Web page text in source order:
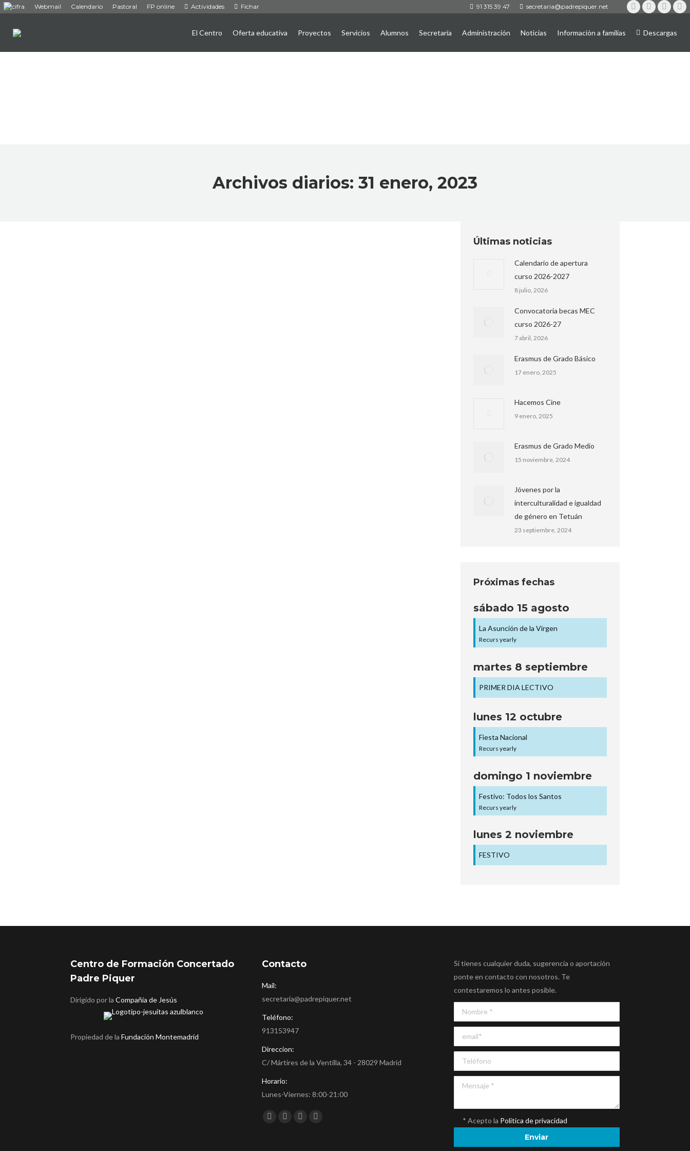
Webmail Calendario Pastoral FP online Actividades Fichar 91 315 39 47 secretaria@padrepiquer.net
Instagram
Twitter
El Centro Oferta educativa Proyectos Servicios Alumnos Secretaría Administración Noticias Información a familias Descargas
Archivos diarios: 31 enero, 2023
Últimas noticias
Calendario de apertura
curso 2026-2027
8 julio, 2026
Convocatoria becas MEC
curso 2026-27
7 abril, 2026
Erasmus de Grado Básico
17 enero, 2025
Hacemos Cine
9 enero, 2025
Erasmus de Grado Medio
15 noviembre, 2024
Jóvenes por la
interculturalidad e igualdad
de género en Tetuán
23 septiembre, 2024
Próximas fechas
sábado 15 agosto
La Asunción de la Virgen
Recurs yearly
martes 8 septiembre
PRIMER DIA LECTIVO
lunes 12 octubre
Fiesta Nacional
Recurs yearly
domingo 1 noviembre
Festivo: Todos los Santos
Recurs yearly
lunes 2 noviembre
FESTIVO
Centro de Formación Concertado
Padre Piquer
Dirigido por laCompañía de Jesús
Propiedad de laFundación Montemadrid
Contacto
Mail:
secretaria@padrepiquer.net
Teléfono:
913153947
Direccion:
C/ Mártires de la Ventilla, 34 - 28029 Madrid
Horario:
Lunes-Viernes: 8:00-21:00
Encuéntranos en:
Si tienes cualquier duda, sugerencia o aportación
ponte en contacto con nosotros. Te
contestaremos lo antes posible.
* Acepto la Política de privacidad